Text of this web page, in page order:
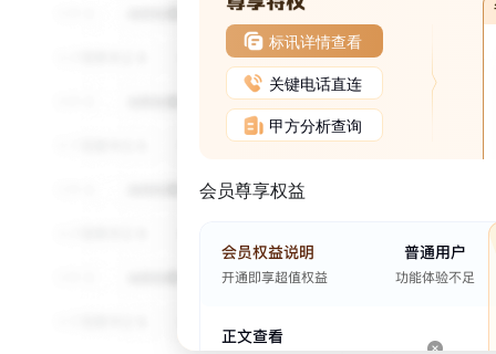
标讯详情查看
关键电话直连
甲方分析查询
会员尊享权益